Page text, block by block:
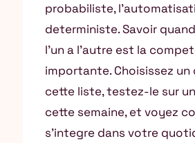
probabiliste,
deterministe. Savoir
l’un a l’autre est la
importante. Choisissez un
cette liste, testez-le sur
cette semaine, et voyez
s’integre dans votre